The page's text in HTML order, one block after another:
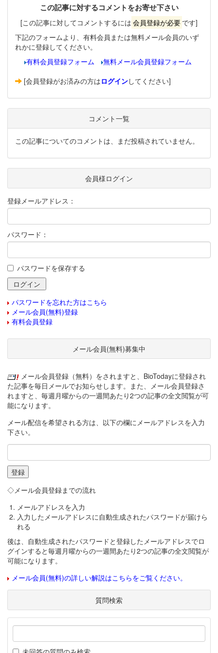
この記事に対するコメントをお寄せ下さい
[この記事に対してコメントするには 会員登録が必要 です]
下記のフォームより、有料会員または無料メール会員のいず
れかに登録してください。
有料会員登録フォーム
無料メール会員登録フォーム
[会員登録がお済みの方はログインしてください]
コメント一覧
この記事についてのコメントは、まだ投稿されていません。
会員様ログイン
登録メールアドレス：
パスワード：
パスワードを保存する
パスワードを忘れた方はこちら
メール会員(無料)登録
有料会員登録
メール会員(無料)募集中
メール会員登録（無料）をされますと、BioTodayに登録され
た記事を毎日メールでお知らせします。また、メール会員登録さ
れますと、毎週月曜からの一週間あたり2つの記事の全文閲覧が可
能になります。
メール配信を希望される方は、以下の欄にメールアドレスを入力
下さい。
◇メール会員登録までの流れ
メールアドレスを入力
入力したメールアドレスに自動生成されたパスワードが届けら
れる
後は、自動生成されたパスワードと登録したメールアドレスでロ
グインすると毎週月曜からの一週間あたり2つの記事の全文閲覧が
可能になります。
メール会員(無料)の詳しい解説はこちらをご覧ください。
質問検索